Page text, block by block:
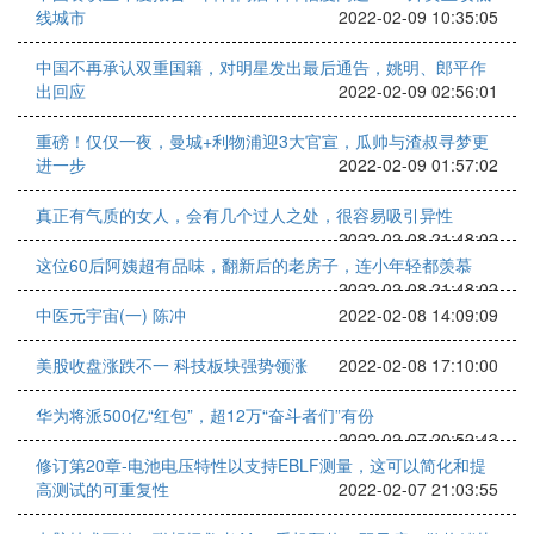
线城市
2022-02-09 10:35:05
中国不再承认双重国籍，对明星发出最后通告，姚明、郎平作
出回应
2022-02-09 02:56:01
重磅！仅仅一夜，曼城+利物浦迎3大官宣，瓜帅与渣叔寻梦更
进一步
2022-02-09 01:57:02
真正有气质的女人，会有几个过人之处，很容易吸引异性
2022-02-08 21:48:02
这位60后阿姨超有品味，翻新后的老房子，连小年轻都羡慕
2022-02-08 21:48:02
中医元宇宙(一) 陈冲
2022-02-08 14:09:09
美股收盘涨跌不一 科技板块强势领涨 2022-02-08 17:10:00
华为将派500亿“红包”，超12万“奋斗者们”有份
2022-02-07 20:52:43
修订第20章-电池电压特性以支持EBLF测量，这可以简化和提
高测试的可重复性
2022-02-07 21:03:55